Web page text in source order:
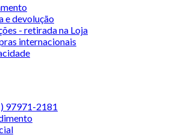
e devolução
- retirada na Loja
internacionais
97971-2181